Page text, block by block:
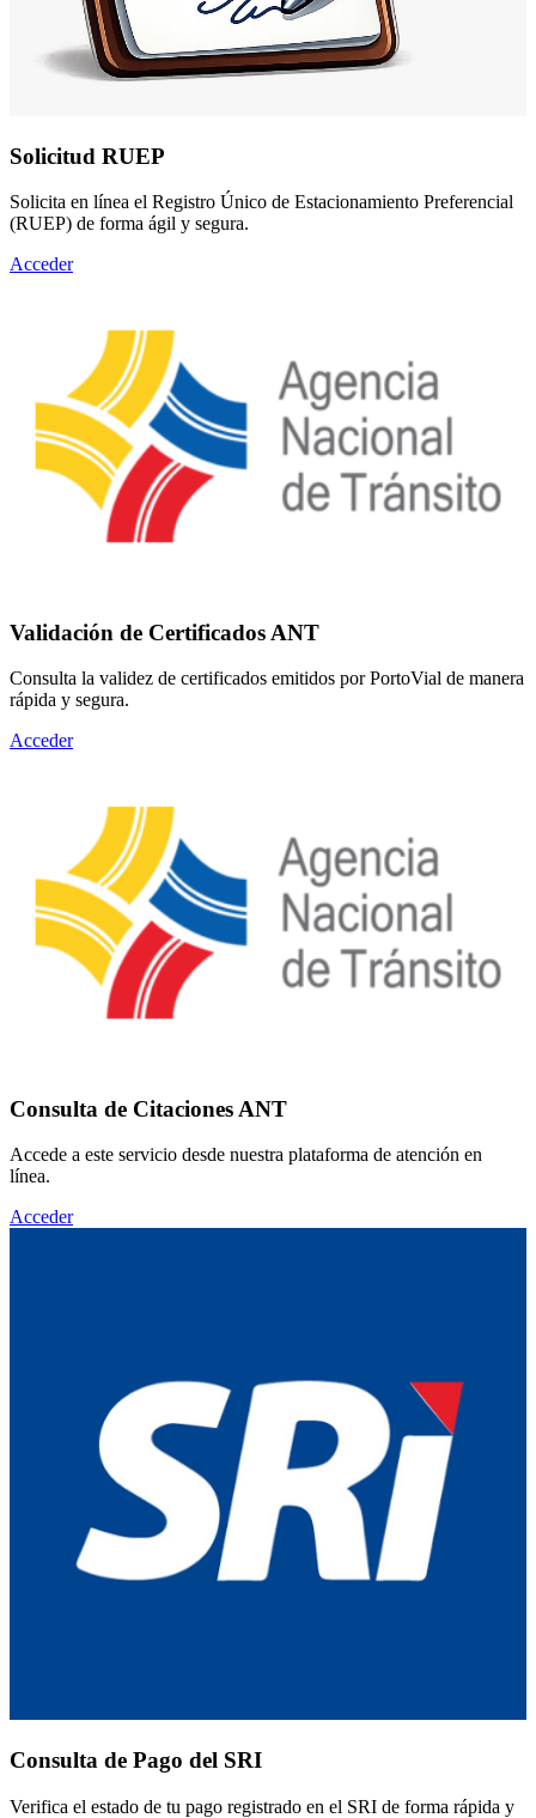
Solicitud RUEP
Solicita en línea el Registro Único de Estacionamiento Preferencial
(RUEP) de forma ágil y segura.
Acceder
Validación de Certificados ANT
Consulta la validez de certificados emitidos por PortoVial de manera
rápida y segura.
Acceder
Consulta de Citaciones ANT
Accede a este servicio desde nuestra plataforma de atención en
línea.
Acceder
Consulta de Pago del SRI
Verifica el estado de tu pago registrado en el SRI de forma rápida y